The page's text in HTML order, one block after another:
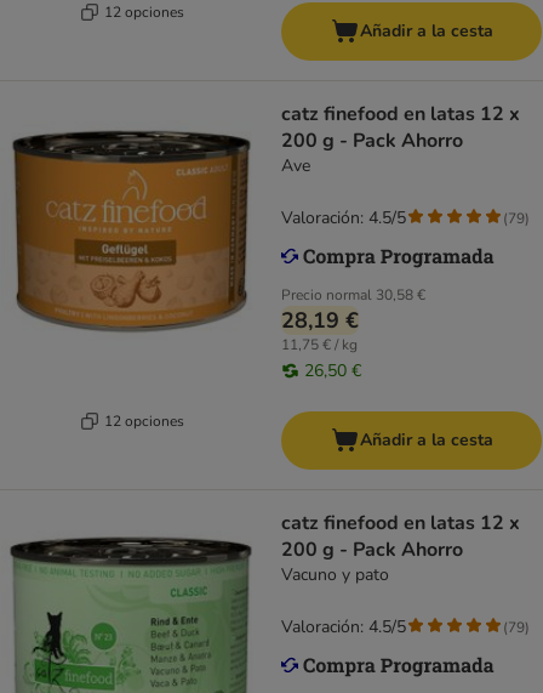
12 opciones
Añadir a la cesta
12 opciones
catz finefood en latas 12 x
200 g - Pack Ahorro
Ave
Precio normal 30,58 €
28,19 €
11,75 € / kg
26,50 €
Valoración: 4.5/5 (79)
Añadir a la cesta
catz finefood en latas 12 x
200 g - Pack Ahorro
Vacuno y pato
Valoración: 4.5/5 (79)